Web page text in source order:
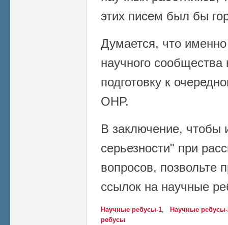
этих писем был бы
Думается, что
научного сообщества
подготовку к
ОНР.
В заключение, чтобы
серьезности" при
вопросов, позвольте
ссылок на научные
Научные ребусы-1
Научные
ребусы